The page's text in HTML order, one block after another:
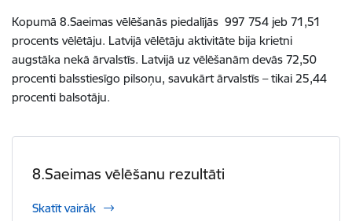
Kopumā 8.Saeimas vēlēšanās piedalījās 997 754 jeb 71,51
procents vēlētāju. Latvijā vēlētāju aktivitāte bija krietni
augstāka nekā ārvalstīs. Latvijā uz vēlēšanām devās 72,50
procenti balsstiesīgo pilsoņu, savukārt ārvalstīs – tikai 25,44
procenti balsotāju.
8.Saeimas vēlēšanu rezultāti
Skatīt vairāk